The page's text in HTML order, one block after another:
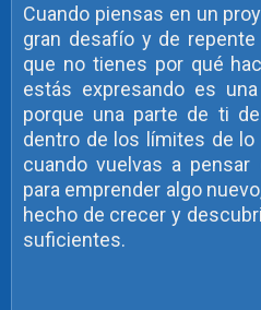
Cuando piensas en un
gran desafío y de repente
que no tienes por qué
estás expresando es
porque una parte de ti
dentro de los límites de lo
cuando vuelvas a
para emprender algo
hecho de crecer y
suficientes.